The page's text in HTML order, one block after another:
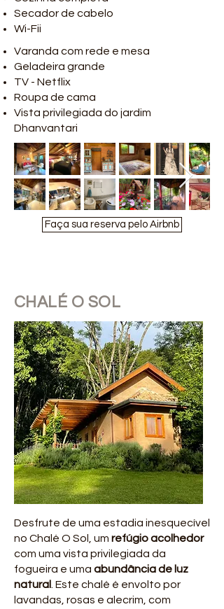
Secador de cabelo
Wi-Fii
Varanda com rede e mesa
Geladeira grande
TV - Netflix
Roupa de cama
Vista privilegiada do jardim
Dhanvantari
Faça sua reserva pelo Airbnb
CHALÉ O SOL
Desfrute de uma estadia inesquecível
no Chalé O Sol, um refúgio acolhedor
com uma vista privilegiada da
fogueira e uma abundância de luz
natural . Este chalé é envolto por
lavandas, rosas e alecrim, com